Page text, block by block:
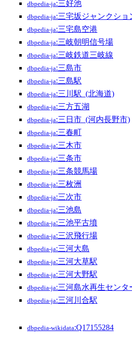
dbpedia-ja:三好池
dbpedia-ja:三宅坂ジャンクショ
dbpedia-ja:三宅島空港
dbpedia-ja:三岐朝明信号場
dbpedia-ja:三岐鉄道三岐線
dbpedia-ja:三島市
dbpedia-ja:三島駅
dbpedia-ja:三川駅_(北海道)
dbpedia-ja:三方五湖
dbpedia-ja:三日市_(河内長野市)
dbpedia-ja:三春町
dbpedia-ja:三木市
dbpedia-ja:三条市
dbpedia-ja:三条競馬場
dbpedia-ja:三枚洲
dbpedia-ja:三次市
dbpedia-ja:三池島
dbpedia-ja:三池平古墳
dbpedia-ja:三沢飛行場
dbpedia-ja:三河大島
dbpedia-ja:三河大草駅
dbpedia-ja:三河大野駅
dbpedia-ja:三河島水再生センタ
dbpedia-ja:三河川合駅
dbpedia-wikidata:Q17155284